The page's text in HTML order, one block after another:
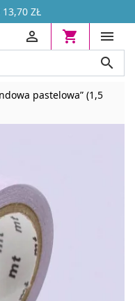
13,70 ZŁ




pastelowa” (1,5